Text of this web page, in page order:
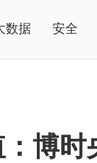
数据 安全
博